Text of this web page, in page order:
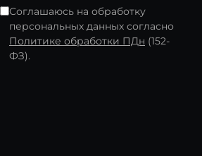
Соглашаюсь на обработку
персональных данных согласно
Политике обработки ПДн (152-
ФЗ).